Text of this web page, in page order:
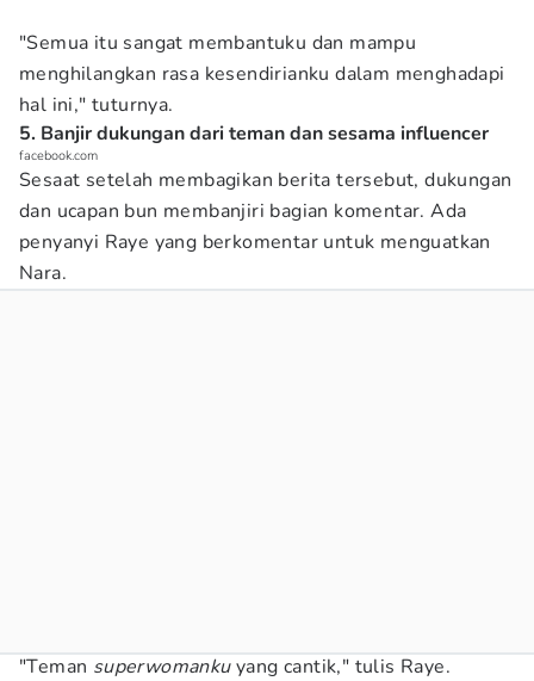
"Semua itu sangat membantuku dan mampu
menghilangkan rasa kesendirianku dalam menghadapi
hal ini," tuturnya.
5. Banjir dukungan dari teman dan sesama influencer
facebook.com
Sesaat setelah membagikan berita tersebut, dukungan
dan ucapan bun membanjiri bagian komentar. Ada
penyanyi Raye yang berkomentar untuk menguatkan
Nara.
"Teman superwomankuyang cantik," tulis Raye.